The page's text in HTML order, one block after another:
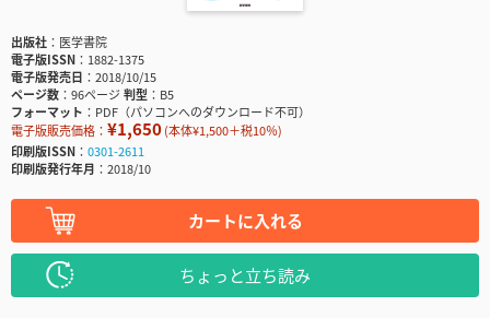
出版社
医学書院
電子版ISSN
1882-1375
電子版発売日
2018/10/15
ページ数
96ページ判型
B5
フォーマット
PDF（パソコンへのダウンロード不可）
電子版販売価格： ¥1,650(本体¥1,500＋税10％)
印刷版ISSN
0301-2611
印刷版発行年月
2018/10
カートに入れる
ちょっと立ち読み